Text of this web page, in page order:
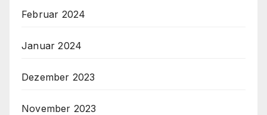
Februar 2024
Januar 2024
Dezember 2023
November 2023